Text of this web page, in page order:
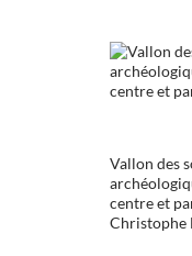
Vallon des
centre et
Christophe